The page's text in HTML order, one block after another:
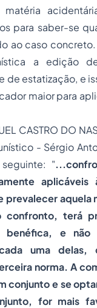
para saber-se
ao caso concreto.
a edição
de estatização, e
maior para
CASTRO DO
- Sérgio
"
prevalecer aquela
confronto, terá
benéfica, e não
uma delas,
norma. A
conjunto e se
for mais